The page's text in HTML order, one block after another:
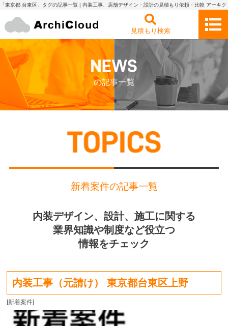
「東京都.台東区」タグの記事一覧 | 内装工事、店舗デザイン・設計の見積もり依頼・比較 アーキク
見積もり検索
の記事一覧
新着案件の記事一覧
内装デザイン、設計、施工に関する
業界知識や制度など役立つ
情報をチェック
内装工事（元請け） 東京都台東区上野
[新着案件]